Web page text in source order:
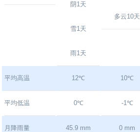
阴1天
雪1天
雨1天
多云10天
平均高温 12℃ 10℃
平均低温 0℃ -1℃
月降雨量 45.9 mm 0 mm